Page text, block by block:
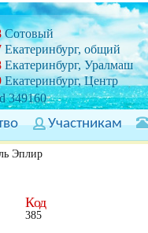
349160
Сотовый
Екатеринбург, общий
Екатеринбург, Уралмаш
Екатеринбург, Центр
Участникам
Эплир
Код
385